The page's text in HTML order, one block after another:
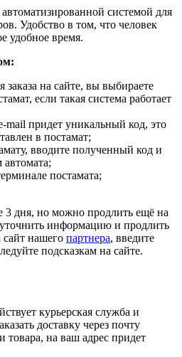
системой для
Удобство в том, что человек
удобное время.
на сайте, вы выбираете
если такая система работает
mail придет уникальный код, это
в постамат;
вводите полученный код и
автомата;
постамата;
3 дня, но можно продлить ещё на
информацию и продлить
сайт нашего партнера, введите
подсказкам на сайте.
курьерская служба и
доставку через почту
на ваш адрес придет